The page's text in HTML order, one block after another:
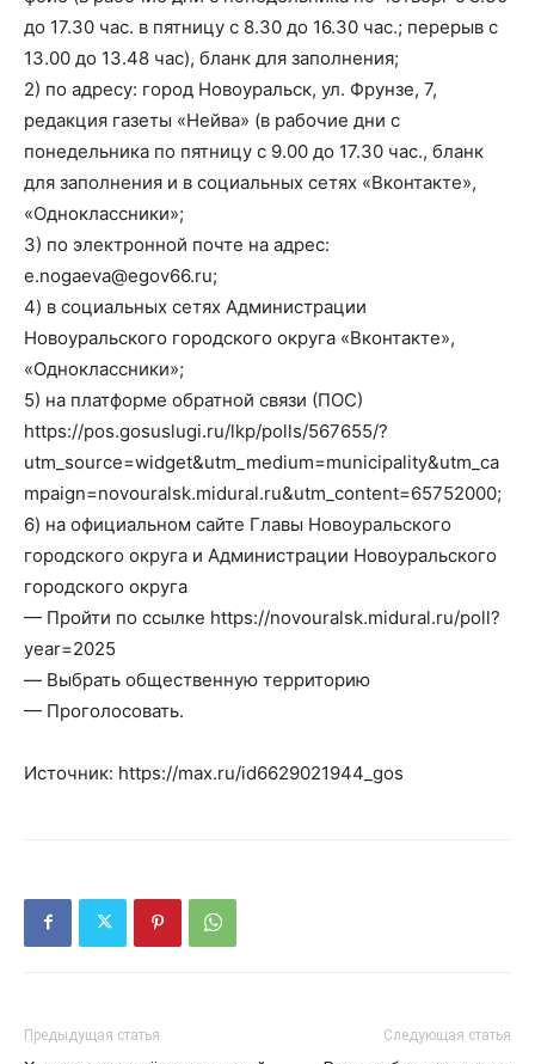
до 17.30 час. в пятницу с 8.30 до 16.30 час.; перерыв с
13.00 до 13.48 час), бланк для заполнения;
2) по адресу: город Новоуральск, ул. Фрунзе, 7,
редакция газеты «Нейва» (в рабочие дни с
понедельника по пятницу с 9.00 до 17.30 час., бланк
для заполнения и в социальных сетях «Вконтакте»,
«Одноклассники»;
3) по электронной почте на адрес:
e.nogaeva@egov66.ru;
4) в социальных сетях Администрации
Новоуральского городского округа «Вконтакте»,
«Одноклассники»;
5) на платформе обратной связи (ПОС)
https://pos.gosuslugi.ru/lkp/polls/567655/?
utm_source=widget&utm_medium=municipality&utm_ca
mpaign=novouralsk.midural.ru&utm_content=65752000;
6) на официальном сайте Главы Новоуральского
городского округа и Администрации Новоуральского
городского округа
— Пройти по ссылке https://novouralsk.midural.ru/poll?
year=2025
— Выбрать общественную территорию
— Проголосовать.
Источник: https://max.ru/id6629021944_gos
Предыдущая статья Следующая статья